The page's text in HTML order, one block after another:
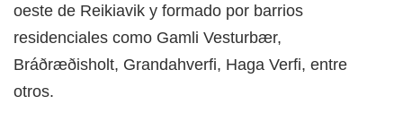
oeste de Reikiavik y formado por barrios
residenciales como Gamli Vesturbær,
Bráðræðisholt, Grandahverfi, Haga Verfi, entre
otros.